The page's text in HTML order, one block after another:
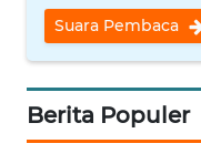
Suara Pembaca
Berita Populer
KUNINGAN
WN
MAJALENGKA